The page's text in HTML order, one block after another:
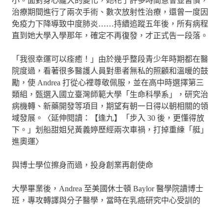
治療期間進行了兩次手術、數次放射性治療，還曾一度因
免疫力下降導致中度肺炎……持續追蹤五年後，所有病程
直到她大學入學那年，確定不再復發，才正式告一段落。
「我很幸運可以痊癒！」由於幾乎整段青少年時期都在醫
院度過，看著很多醫護人員對患者無私的照顧和溫暖的鼓
勵，使 Andrea 打從心裡尊敬佩服，並在高中時選擇第三
類組，甄選入國立臺灣師範大學「生命科學系」，研究治
病機轉、新藥開發等項目，期望有朝一日得以朝相關的領
域發展。〈延伸閱讀：【逢九】「步入 30 後，更懂得放
下。」划船甜姐兒黃義婷歷經兩次車禍，打掉重練「艇」
進奧運〉
與博士學位擦身而過，投身創業再創使命
大學畢業後，Andrea 至美國休士頓 Baylor 醫學院讀博士
班，專攻轉譯與分子醫學，當時在乳癌研究中心受訓的